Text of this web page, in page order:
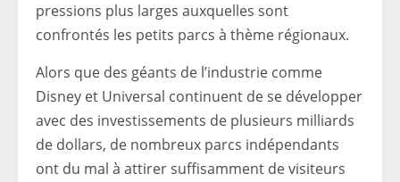
pressions plus larges auxquelles sont
confrontés les petits parcs à thème régionaux.
Alors que des géants de l’industrie comme
Disney et Universal continuent de se développer
avec des investissements de plusieurs milliards
de dollars, de nombreux parcs indépendants
ont du mal à attirer suffisamment de visiteurs